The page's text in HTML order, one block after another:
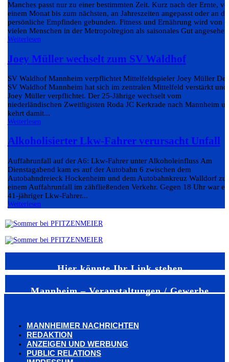
Manches passt nur zu einer bestimmten Zeit. Kurz nach der Ernte,
einem Monat bis zum nächsten, an Jahreszeiten angepasst oder an
persönliche Empfinden gebunden. Fitness und Ernährung wird von
vielen Menschen in der Metropolregion als saisonales Gut
Weiterlesen
Joey Müller wechselt zum SV Waldhof
SV Waldhof Mannheim verpflichtet Mittelfeldspieler Joey Müller Der
SV Waldhof Mannheim hat sich im zentralen Mittelfeld verstärkt und
Joey Müller verpflichtet. Der 25-Jährige wechselt vom
niederländischen Zweitligisten Roda JC Kerkrade nach Mannheim
kehrt damit...
Weiterlesen
Alkoholisierter Lkw-Fahrer verursacht Unfall
Auffahrunfall auf der A6: Lkw-Fahrer unter Alkoholeinfluss Am
Dienstagabend kam es auf der Autobahn 6 zwischen dem
Autobahndreieck Hockenheim und dem Autobahnkreuz Walldorf zu
einem Auffahrunfall im zähfließenden Verkehr. Gegen 18 Uhr war
41-jähriger Lkw-Fahrer...
Weiterlesen
Hier könnte Ihr Link stehen
Mannheim – Veranstaltungen / Gewerbe
MANNHEIMER NACHRICHTEN
REDAKTION
ANZEIGEN UND WERBUNG
PUBLIC RELATIONS